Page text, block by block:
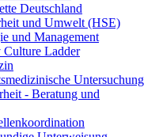
Deutschland
und Umwelt (HSE)
und Management
Culture Ladder
Untersuchung
- Beratung und